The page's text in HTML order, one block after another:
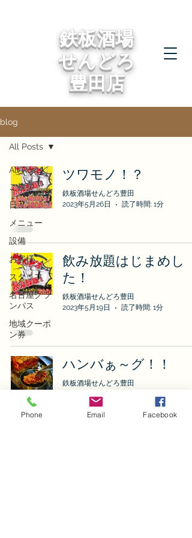
鉄板酒場
せんどろ
豊田店
blog
All Posts
ご挨拶
日々
メニュー
設備
お客様
スタッフ
名古屋グラ
ンパス
地域クーポ
ン券
All Posts
ツワモノ！？
鉄板酒場せんどろ豊田
2023年5月26日
読了時間: 1分
飲み放題はじまめし
た！
鉄板酒場せんどろ豊田
2023年5月19日
読了時間: 1分
ハンバぁ～グ！！
鉄板酒場せんどろ豊田
Phone Email Facebook